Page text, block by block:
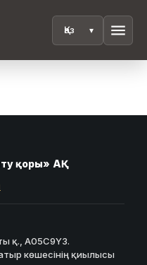
menu
қоры» АҚ
қ., A05C9Y3.
көшесінің қиылысы